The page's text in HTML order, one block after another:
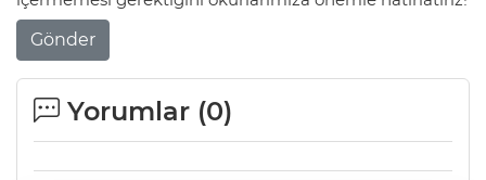
Gönder
Yorumlar (0)